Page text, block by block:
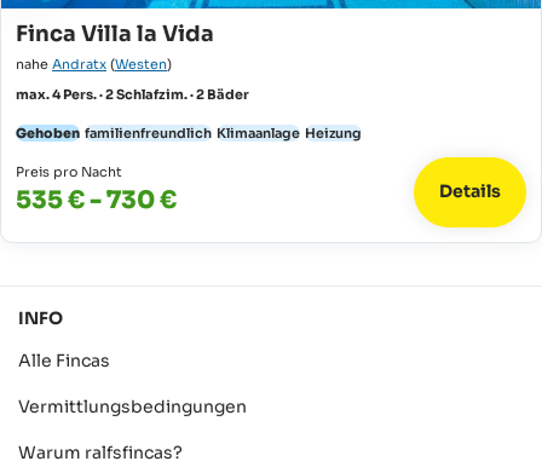
Finca Villa la Vida
nahe Andratx (Westen)
max. 4 Pers. · 2 Schlafzim. · 2 Bäder
Gehoben familienfreundlich Klimaanlage Heizung
Preis pro Nacht
535 € - 730 € Details
INFO
Alle Fincas
Vermittlungsbedingungen
Warum ralfsfincas?